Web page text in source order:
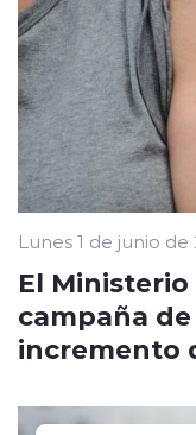
Lunes 1 de junio de
El
campaña
incremento